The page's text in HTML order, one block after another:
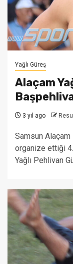
Yağlı Güreş
Alaçam
3 yıl ago
Samsun Alaçam
organize ettiği
Yağlı Pehlivan